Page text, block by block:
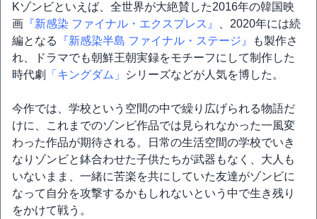
Kゾンビといえば、全世界が大絶賛した2016年の韓国映
画 『新感染 ファイナル・エクスプレス』
、2020年には続
編となる
『新感染半島 ファイナル・ステージ』
も製作さ
れ、ドラマでも朝鮮王朝実録をモチーフにして制作した
時代劇
「キングダム」 シリーズなどが人気を博した。
今作では、学校という空間の中で繰り広げられる物語だ
けに、これまでのゾンビ作品では見られなかった一風変
わった作品が期待される。日常の生活空間の学校でいき
なりゾンビと鉢合わせた子供たちが武器もなく、大人も
いないまま、一緒に苦楽を共にしていた友達がゾンビに
なって自分を攻撃するかもしれないという中で生き残り
をかけて戦う。